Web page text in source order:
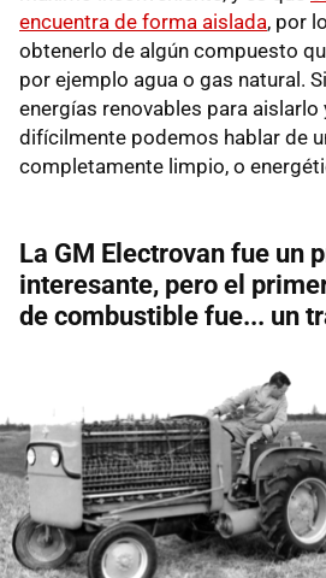
encuentra de forma aislada, por
obtenerlo de algún compuesto
por ejemplo agua o gas natural.
energías renovables para aislarlo
difícilmente podemos hablar de
completamente limpio, o
La GM Electrovan fue un
interesante, pero el
de combustible fue... un